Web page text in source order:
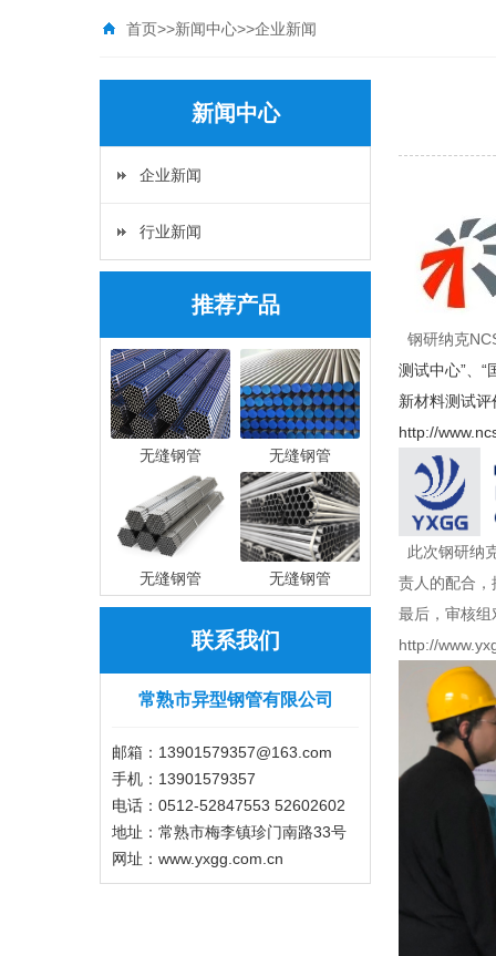
首页>>新闻中心>>企业新闻
新闻中心
企业新闻
行业新闻
推荐产品
无缝钢管 无缝钢管
无缝钢管 无缝钢管
联系我们
常熟市异型钢管有限公司
邮箱：13901579357@163.com
手机：13901579357
电话：0512-52847553 52602602
地址：常熟市梅李镇珍门南路33号
网址：www.yxgg.com.cn
钢研纳克
测试中心”、“
新材料测试评
http://
此次钢研纳
责人的配合
最后，审核组
http://